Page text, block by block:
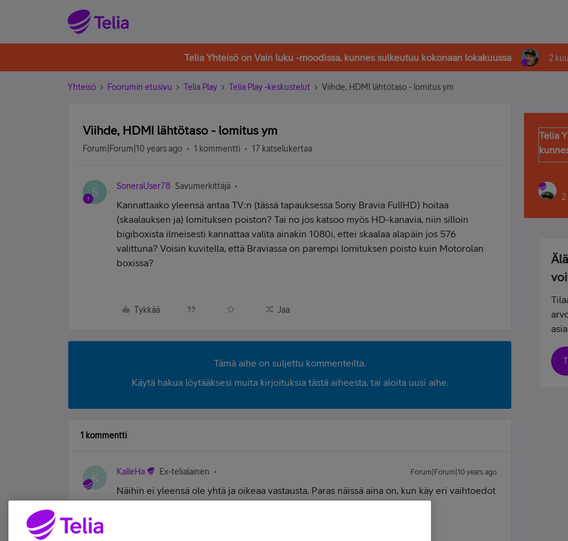
Telia Yhteisö on Vain luku -moodissa, kunnes sulkeutuu kokonaan lokakuussa 2
Yhteisö Foorumin etusivu Telia Play Telia Play -keskustelut Viihde, HDMI lähtötaso - lomitus ym
Viihde, HDMI lähtötaso - lomitus ym
Forum|Forum|10 years ago 1 kommentti 17 katselukertaa
S SoneraUser78 Savumerkittäjä
Kannattaako yleensä antaa TV:n (tässä tapauksessa Sony Bravia FullHD) hoitaa
(skaalauksen ja) lomituksen poiston? Tai no jos katsoo myös HD-kanavia, niin silloin
bigiboxista ilmeisesti kannattaa valita ainakin 1080i, ettei skaalaa alapäin jos 576
valittuna? Voisin kuvitella, että Braviassa on parempi lomituksen poisto kuin Motorolan
boxissa?
Tykkää Jaa
Tämä aihe on suljettu kommenteilta.
Käytä hakua löytääksesi muita kirjoituksia tästä aiheesta, tai aloita uusi aihe.
1 kommentti
K KalleHa Ex-telialainen Forum|Forum|10 years ago
Näihin ei yleensä ole yhtä ja oikeaa vastausta. Paras näissä aina on, kun käy eri vaihtoedot
Telia